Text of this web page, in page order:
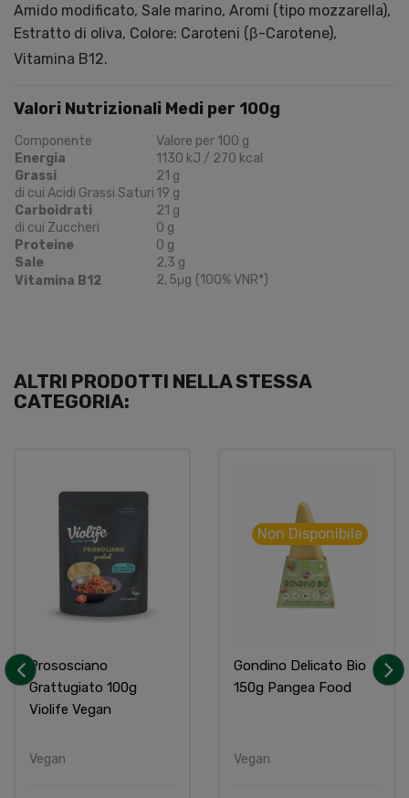
Amido modificato, Sale marino, Aromi (tipo mozzarella),
Estratto di oliva, Colore: Caroteni (β-Carotene),
Vitamina B12.
Valori Nutrizionali Medi per 100g
Componente
Valore per 100 g
Energia
1130 kJ / 270 kcal
Grassi
21 g
di cui Acidi Grassi Saturi 19 g
Carboidrati
21 g
di cui Zuccheri
0 g
Proteine
0 g
Sale
2,3 g
Vitamina B12
2,5μg (100% VNR*)
ALTRI PRODOTTI NELLA STESSA
CATEGORIA:
Prososciano
Grattugiato 100g
Violife Vegan
Vegan
Gondino Delicato Bio
150g Pangea Food
Vegan
Non Disponibile